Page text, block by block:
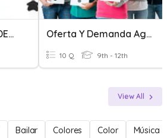
REPASO OFERTA Y DEMANDA Oferta Y Demanda Agregada
10 Q 9th - 12th
View All
Bailar Colores Color Música